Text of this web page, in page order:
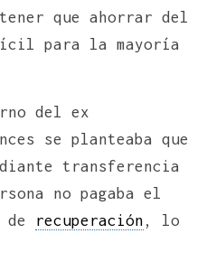
que ahorrar del
para la mayoría
del ex
se planteaba que
transferencia
no pagaba el
de recuperación , lo